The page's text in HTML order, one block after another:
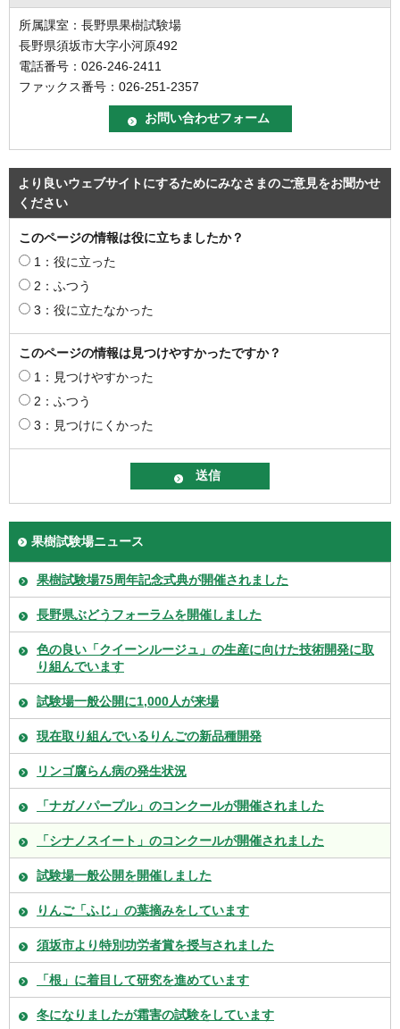
所属課室：長野県果樹試験場
長野県須坂市大字小河原492
電話番号：026-246-2411
ファックス番号：026-251-2357
より良いウェブサイトにするためにみなさまのご意見をお聞かせ
ください
このページの情報は役に立ちましたか？
1：役に立った
2：ふつう
3：役に立たなかった
このページの情報は見つけやすかったですか？
1：見つけやすかった
2：ふつう
3：見つけにくかった
果樹試験場ニュース
果樹試験場75周年記念式典が開催されました
長野県ぶどうフォーラムを開催しました
色の良い「クイーンルージュ」の生産に向けた技術開発に取
り組んでいます
試験場一般公開に1,000人が来場
現在取り組んでいるりんごの新品種開発
リンゴ腐らん病の発生状況
「ナガノパープル」のコンクールが開催されました
「シナノスイート」のコンクールが開催されました
試験場一般公開を開催しました
りんご「ふじ」の葉摘みをしています
須坂市より特別功労者賞を授与されました
「根」に着目して研究を進めています
冬になりましたが霜害の試験をしています